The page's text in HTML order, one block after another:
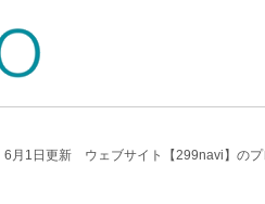
6月1日更新 ウェブサイト【299navi】のプ